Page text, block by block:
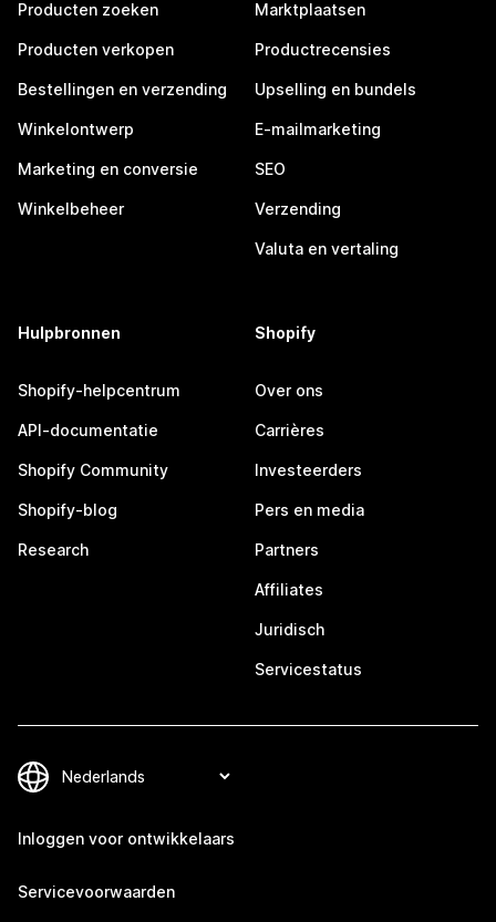
Producten zoeken
Producten verkopen
Bestellingen en verzending
Winkelontwerp
Marketing en conversie
Winkelbeheer
Marktplaatsen
Productrecensies
Upselling en bundels
E-mailmarketing
SEO
Verzending
Valuta en vertaling
Hulpbronnen
Shopify-helpcentrum
API-documentatie
Shopify Community
Shopify-blog
Research
Shopify
Over ons
Carrières
Investeerders
Pers en media
Partners
Affiliates
Juridisch
Servicestatus
Inloggen voor ontwikkelaars
Servicevoorwaarden